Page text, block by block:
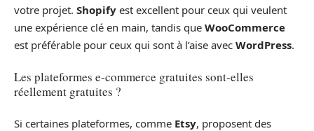
votre projet. Shopify est excellent pour ceux qui veulent
une expérience clé en main, tandis que WooCommerce
est préférable pour ceux qui sont à l’aise avec WordPress.
Les plateformes e-commerce gratuites sont-elles
réellement gratuites ?
Si certaines plateformes, comme Etsy, proposent des